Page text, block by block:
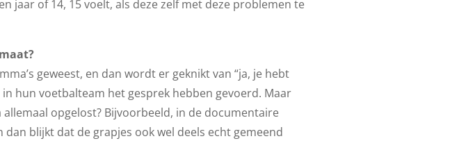
jaar of 14, 15 voelt, als deze zelf met deze problemen te
geweest, en dan wordt er geknikt van “ja, je hebt
hun voetbalteam het gesprek hebben gevoerd. Maar
opgelost? Bijvoorbeeld, in de documentaire
blijkt dat de grapjes ook wel deels echt gemeend